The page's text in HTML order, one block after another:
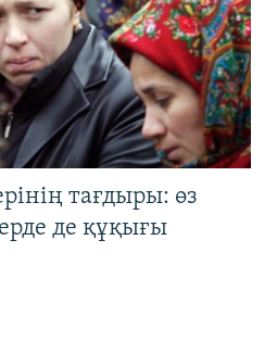
тағдыры: өз
де құқығы